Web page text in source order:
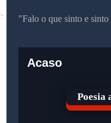
"Falo o que sinto e
Acaso
Poesia